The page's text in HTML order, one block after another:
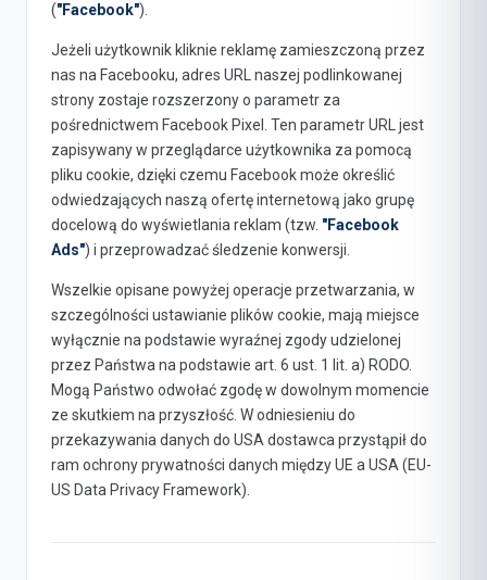
("Facebook").
Jeżeli użytkownik kliknie reklamę zamieszczoną przez
nas na Facebooku, adres URL naszej podlinkowanej
strony zostaje rozszerzony o parametr za
pośrednictwem Facebook Pixel. Ten parametr URL jest
zapisywany w przeglądarce użytkownika za pomocą
pliku cookie, dzięki czemu Facebook może określić
odwiedzających naszą ofertę internetową jako grupę
docelową do wyświetlania reklam (tzw. "Facebook
Ads") i przeprowadzać śledzenie konwersji.
Wszelkie opisane powyżej operacje przetwarzania, w
szczególności ustawianie plików cookie, mają miejsce
wyłącznie na podstawie wyraźnej zgody udzielonej
przez Państwa na podstawie art. 6 ust. 1 lit. a) RODO.
Mogą Państwo odwołać zgodę w dowolnym momencie
ze skutkiem na przyszłość. W odniesieniu do
przekazywania danych do USA dostawca przystąpił do
ram ochrony prywatności danych między UE a USA (EU-
US Data Privacy Framework).